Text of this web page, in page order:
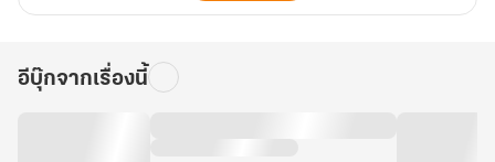
อีบุ๊กจากเรื่องนี้